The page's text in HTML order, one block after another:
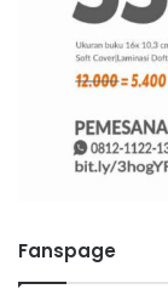
Fanspage